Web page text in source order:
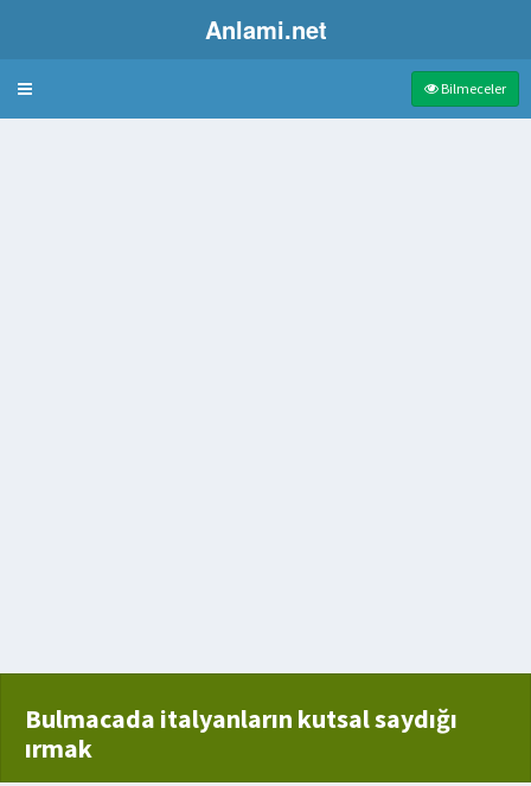
Anlami.net
Bulmaca Bilmeceler
Bulmacada italyanların kutsal saydığı
ırmak